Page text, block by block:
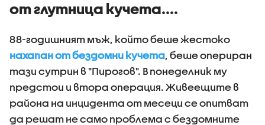
от глутница кучета....
88-годишният мъж, който беше жестоко
нахапан от бездомни кучета, беше опериран
тази сутрин в "Пирогов". В понеделник му
предстои и втора операция. Живеещите в
района на инцидента от месеци се опитват
да решат не само проблема с бездомните